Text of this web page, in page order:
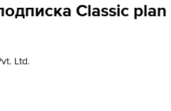
Classic plan
Ltd.